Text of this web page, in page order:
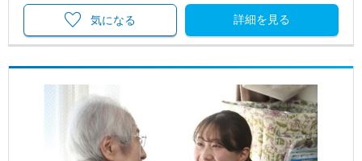
詳細を見る
気になる